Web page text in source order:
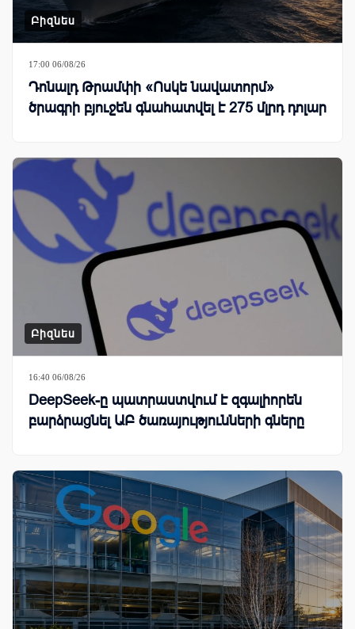
Բիզնես
17:00 06/08/26
Դոնալդ Թրամփի «Ոսկե նավատորմ»
ծրագրի բյուջեն գնահատվել է 275 մլրդ դոլար
Բիզնես
16:40 06/08/26
DeepSeek-ը պատրաստվում է զգալիորեն
բարձրացնել ԱԲ ծառայությունների գները